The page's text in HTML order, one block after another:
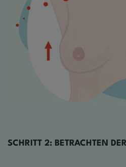
SCHRITT 2: BETRACHTEN